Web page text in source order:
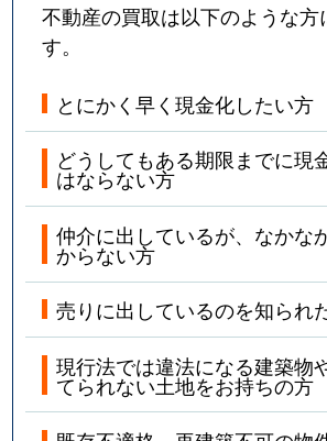
不動産の買取は以下のような方
す。
とにかく早く現金化したい方
どうしてもある期限までに現
はならない方
仲介に出しているが、なかな
からない方
売りに出しているのを知られ
現行法では違法になる建築物
てられない土地をお持ちの方